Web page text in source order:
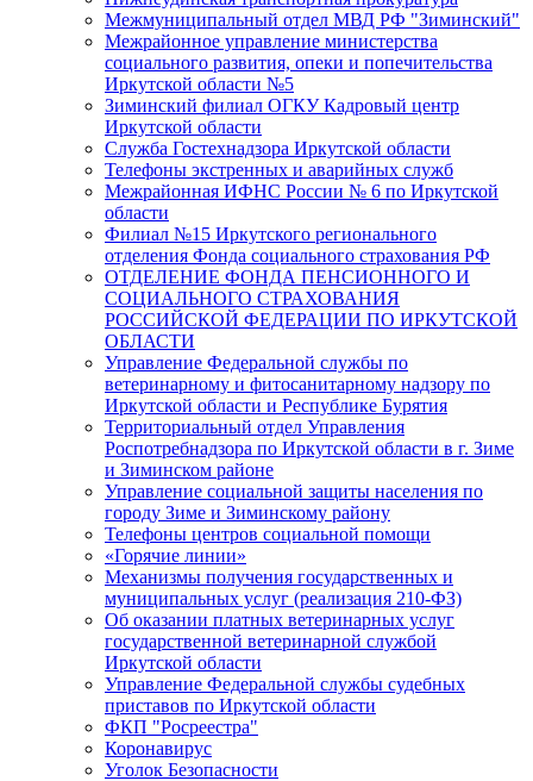
Межмуниципальный отдел МВД РФ "Зиминский"
Межрайонное управление министерства
социального развития, опеки и попечительства
Иркутской области №5
Зиминский филиал ОГКУ Кадровый центр
Иркутской области
Служба Гостехнадзора Иркутской области
Телефоны экстренных и аварийных служб
Межрайонная ИФНС России № 6 по Иркутской
области
Филиал №15 Иркутского регионального
отделения Фонда социального страхования РФ
ОТДЕЛЕНИЕ ФОНДА ПЕНСИОННОГО И
СОЦИАЛЬНОГО СТРАХОВАНИЯ
РОССИЙСКОЙ ФЕДЕРАЦИИ ПО ИРКУТСКОЙ
ОБЛАСТИ
Управление Федеральной службы по
ветеринарному и фитосанитарному надзору по
Иркутской области и Республике Бурятия
Территориальный отдел Управления
Роспотребнадзора по Иркутской области в г. Зиме
и Зиминском районе
Управление социальной защиты населения по
городу Зиме и Зиминскому району
Телефоны центров социальной помощи
«Горячие линии»
Механизмы получения государственных и
муниципальных услуг (реализация 210-ФЗ)
Об оказании платных ветеринарных услуг
государственной ветеринарной службой
Иркутской области
Управление Федеральной службы судебных
приставов по Иркутской области
ФКП "Росреестра"
Коронавирус
Уголок Безопасности